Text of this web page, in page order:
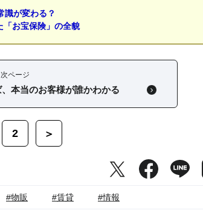
識が変わる？
「お宝保険」の全貌
次ページ
本当のお客様が誰かわかる
2 ＞
#物販 #賃貸 #情報